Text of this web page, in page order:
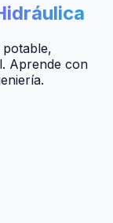
Aprende con